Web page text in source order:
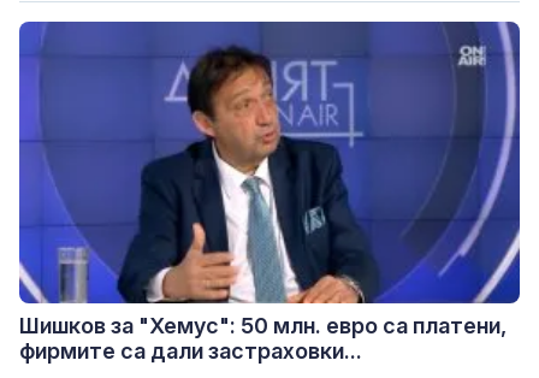
Шишков за "Хемус": 50 млн. евро са платени,
фирмите са дали застраховки...